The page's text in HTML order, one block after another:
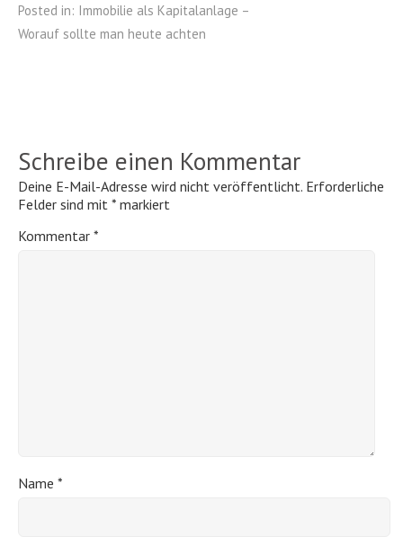
Posted in: Immobilie als Kapitalanlage –
Worauf sollte man heute achten
Schreibe einen Kommentar
Deine E-Mail-Adresse wird nicht veröffentlicht. Erforderliche
Felder sind mit * markiert
Kommentar *
Name *